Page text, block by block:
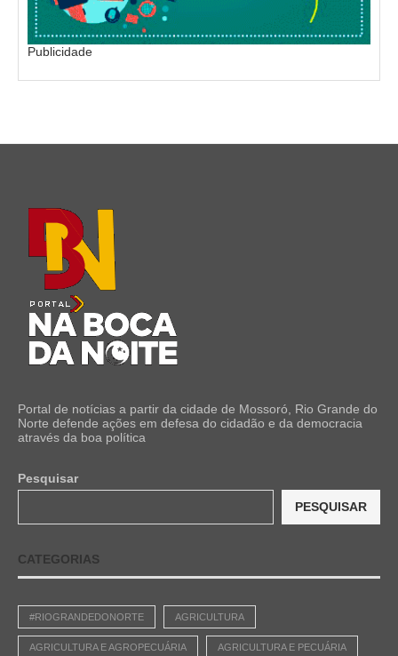
Publicidade
Portal de notícias a partir da cidade de Mossoró, Rio Grande do
Norte defende ações em defesa do cidadão e da democracia
através da boa política
Pesquisar
PESQUISAR
CATEGORIAS
#RIOGRANDEDONORTE AGRICULTURA
AGRICULTURA E AGROPECUÁRIA AGRICULTURA E PECUÁRIA